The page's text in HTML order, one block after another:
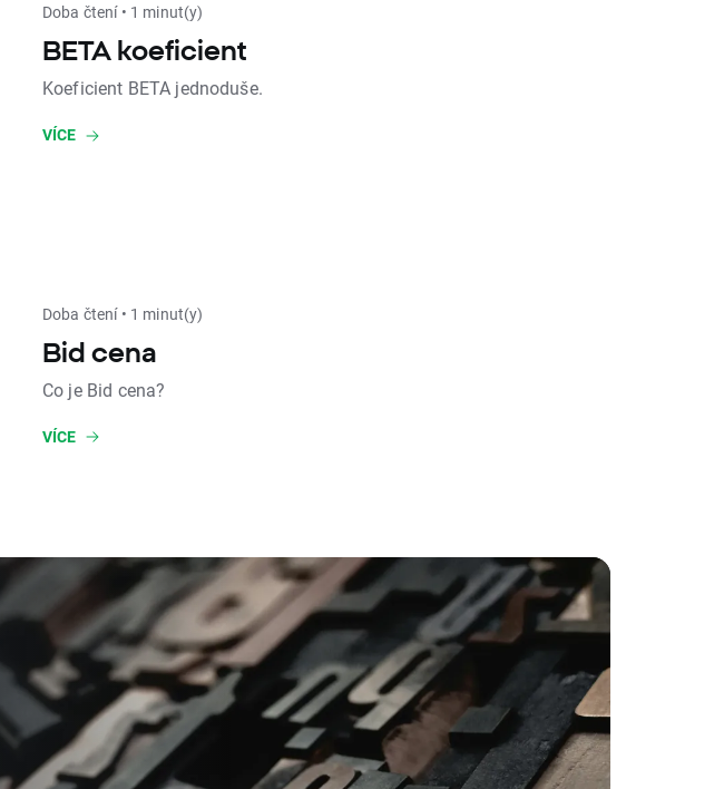
Doba čtení • 1 minut(y)
BETA koeficient
Koeficient BETA jednoduše.
VÍCE
Doba čtení • 1 minut(y)
Bid cena
Co je Bid cena?
VÍCE